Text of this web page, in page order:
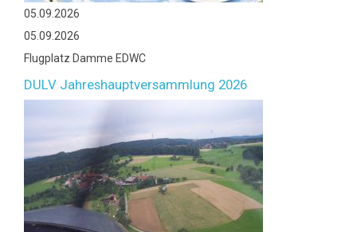
05.09.2026
05.09.2026
Flugplatz Damme EDWC
DULV Jahreshauptversammlung 2026